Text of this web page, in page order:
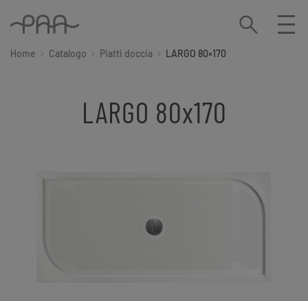
Home Catalogo Piatti doccia LARGO 80×170
LARGO 80x170